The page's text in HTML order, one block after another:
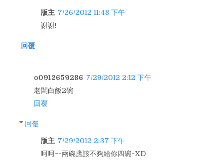
版主 7/26/2012 11:48 下午
謝謝!
回覆
o0912659286 7/29/2012 2:12 下午
老闆白飯2碗
回覆
回覆
版主 7/29/2012 2:37 下午
呵呵~~兩碗應該不夠給你四碗~XD